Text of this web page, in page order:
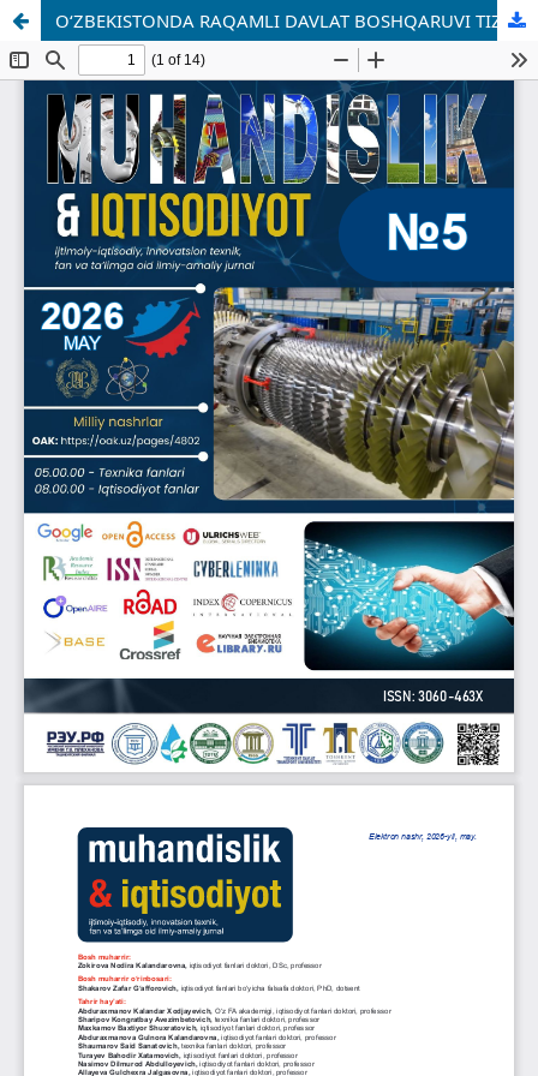
O‘ZBEKISTONDA RAQAMLI DAVLAT BOSHQARUVI TIZIMINI RIVOJLANTIRISHNING USTUVOR YO‘NALISHLARI